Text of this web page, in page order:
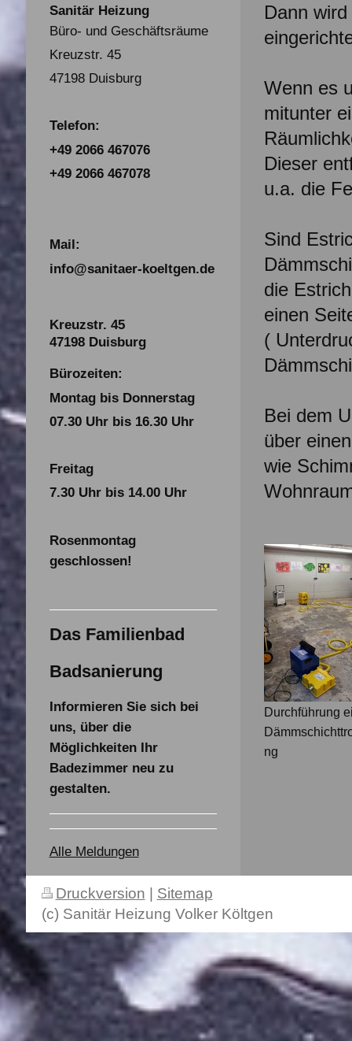
Dann
Wenn es
mitunter
Dieser
u.a. die
Sind
die
einen
(
Bei dem
über
wie
Durchführung
ng
Sanitär Heizung
Büro- und Geschäftsräume
Kreuzstr. 45
47198 Duisburg
Telefon:
+49 2066 467076
+49 2066 467078
Mail:
info@sanitaer-koeltgen.de
Kreuzstr. 45
47198 Duisburg
Bürozeiten:
Montag bis Donnerstag
07.30 Uhr bis 16.30 Uhr
Freitag
7.30 Uhr bis 14.00 Uhr
Rosenmontag
geschlossen!
Das Familienbad
Badsanierung
Informieren Sie sich bei
uns, über die
Möglichkeiten Ihr
Badezimmer neu zu
gestalten.
Alle Meldungen
Druckversion
Sitemap
(c) Sanitär Heizung Volker Költgen